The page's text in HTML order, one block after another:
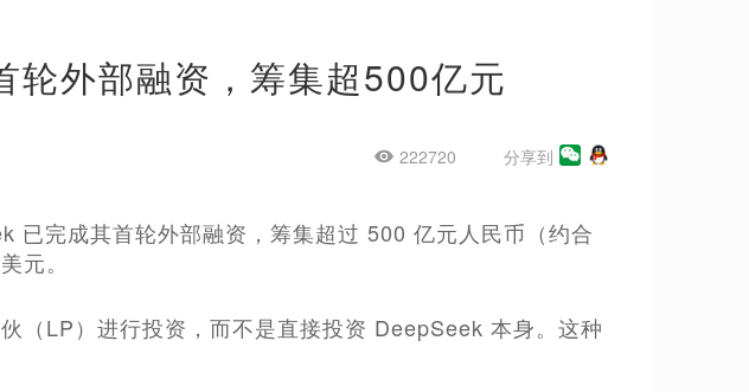
外部融资，筹集超500亿元
222720 分享到
已完成其首轮外部融资，筹集超过 500 亿元人民币（约合
元。
（LP）进行投资，而不是直接投资 DeepSeek 本身。这种